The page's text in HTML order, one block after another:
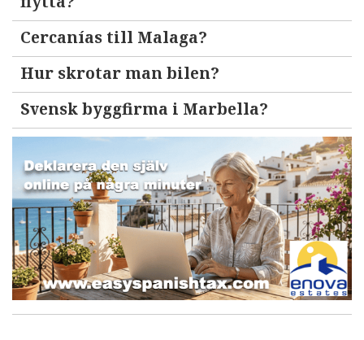
Cercanías till Malaga?
Hur skrotar man bilen?
Svensk byggfirma i Marbella?